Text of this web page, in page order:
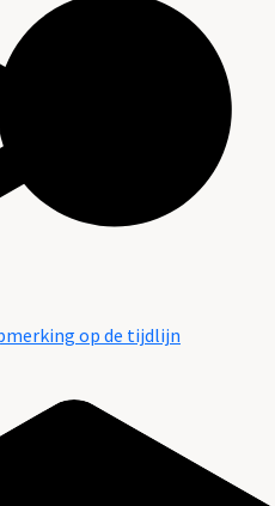
op de tijdlijn